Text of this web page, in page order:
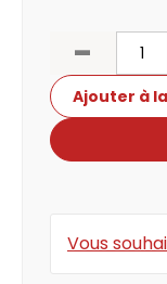
-
Ajouter à
Vous